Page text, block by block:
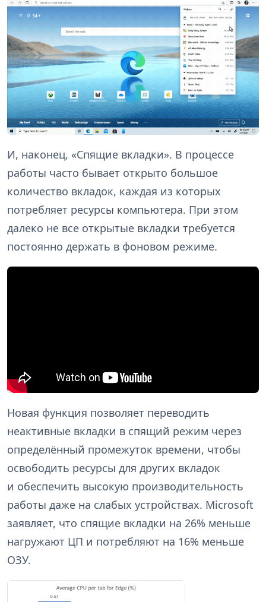
И, наконец, «Спящие вкладки». В процессе
работы часто бывает открыто большое
количество вкладок, каждая из которых
потребляет ресурсы компьютера. При этом
далеко не все открытые вкладки требуется
постоянно держать в фоновом режиме.
Новая функция позволяет переводить
неактивные вкладки в спящий режим через
определённый промежуток времени, чтобы
освободить ресурсы для других вкладок
и обеспечить высокую производительность
работы даже на слабых устройствах. Microsoft
заявляет, что спящие вкладки на 26% меньше
нагружают ЦП и потребляют на 16% меньше
ОЗУ.